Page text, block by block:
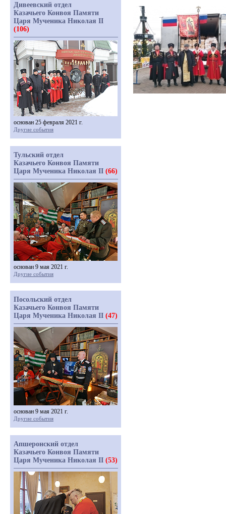
Дивеевский отдел
Казачьего Конвоя Памяти
Царя Мученика Николая II
(106)
основан 25 февраля 2021 г.
Другие события
Тульский отдел
Казачьего Конвоя Памяти
Царя Мученика Николая II (66)
основан 9 мая 2021 г.
Другие события
Посольский отдел
Казачьего Конвоя Памяти
Царя Мученика Николая II (47)
основан 9 мая 2021 г.
Другие события
Апшеронский отдел
Казачьего Конвоя Памяти
Царя Мученика Николая II (53)